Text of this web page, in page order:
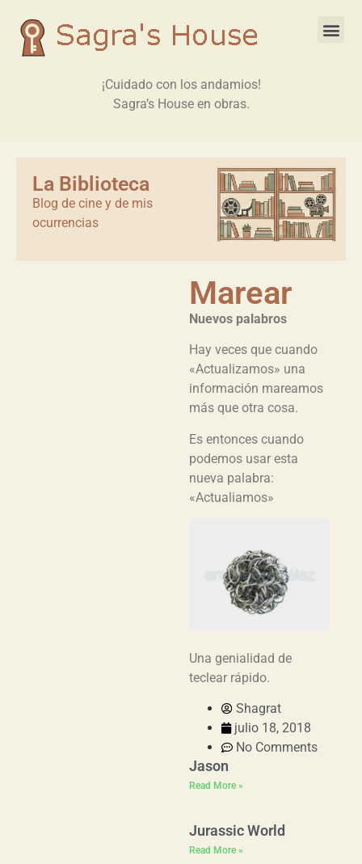
¡Cuidado con los andamios!
Sagra’s House en obras.
La Biblioteca
Blog de cine y de mis
ocurrencias
Marear
Nuevos palabros
Hay veces que cuando
«Actualizamos» una
información mareamos
más que otra cosa.
Es entonces cuando
podemos usar esta
nueva palabra:
«Actualiamos»
Una genialidad de
teclear rápido.
Shagrat
julio 18, 2018
No Comments
Jason
Read More »
Jurassic World
Read More »